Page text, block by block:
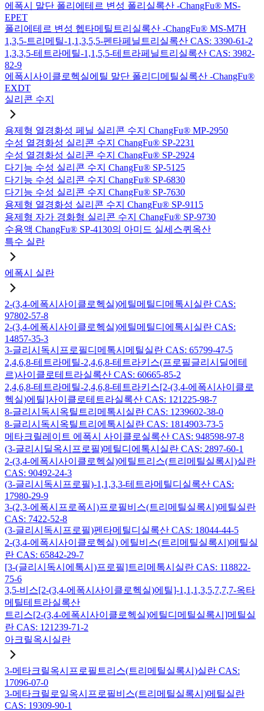
에폭시 말단 폴리에테르 변성 폴리실록산 -ChangFu® MS-
EPET
폴리에테르 변성 헵타메틸트리실록산 -ChangFu® MS-M7H
1,3,5-트리메틸-1,1,3,5,5-펜타페닐트리실록산 CAS: 3390-61-2
1,3,3,5-테트라메틸-1,1,5,5-테트라페닐트리실록산 CAS: 3982-
82-9
에폭시사이클로헥실에틸 말단 폴리디메틸실록산 -ChangFu®
EXDT
실리콘 수지
용제형 열경화성 페닐 실리콘 수지 ChangFu® MP-2950
수성 열경화성 실리콘 수지 ChangFu® SP-2231
수성 열경화성 실리콘 수지 ChangFu® SP-2924
다기능 수성 실리콘 수지 ChangFu® SP-5125
다기능 수성 실리콘 수지 ChangFu® SP-6830
다기능 수성 실리콘 수지 ChangFu® SP-7630
용제형 열경화성 실리콘 수지 ChangFu® SP-9115
용제형 자가 경화형 실리콘 수지 ChangFu® SP-9730
수용액 ChangFu® SP-4130의 아미드 실세스퀴옥산
특수 실란
에폭시 실란
2-(3,4-에폭시사이클로헥실)에틸메틸디메톡시실란 CAS:
97802-57-8
2-(3,4-에폭시사이클로헥실)에틸메틸디에톡시실란 CAS:
14857-35-3
3-글리시독시프로필디메톡시메틸실란 CAS: 65799-47-5
2,4,6,8-테트라메틸-2,4,6,8-테트라키스(프로필글리시딜에테
르)사이클로테트라실록산 CAS: 60665-85-2
2,4,6,8-테트라메틸-2,4,6,8-테트라키스[2-(3,4-에폭시사이클로
헥실)에틸]사이클로테트라실록산 CAS: 121225-98-7
8-글리시독시옥틸트리메톡시실란 CAS: 1239602-38-0
8-글리시독시옥틸트리에톡시실란 CAS: 1814903-73-5
메타크릴레이트 에폭시 사이클로실록산 CAS: 948598-97-8
(3-글리시딜옥시프로필)메틸디에톡시실란 CAS: 2897-60-1
2-(3,4-에폭시사이클로헥실)에틸트리스(트리메틸실록시)실란
CAS: 90492-24-3
(3-글리시독시프로필)-1,1,3,3-테트라메틸디실록산 CAS:
17980-29-9
3-(2,3-에폭시프로폭시)프로필비스(트리메틸실록시)메틸실란
CAS: 7422-52-8
(3-글리시독시프로필)펜타메틸디실록산 CAS: 18044-44-5
2-(3,4-에폭시사이클로헥실) 에틸비스(트리메틸실록시)메틸실
란 CAS: 65842-29-7
[3-(글리시독시에톡시)프로필]트리메톡시실란 CAS: 118822-
75-6
3,5-비스[2-(3,4-에폭시사이클로헥실)에틸]-1,1,1,3,5,7,7,7-옥타
메틸테트라실록산
트리스[2-(3,4-에폭시사이클로헥실)에틸디메틸실록시]메틸실
란 CAS: 121239-71-2
아크릴옥시실란
3-메타크릴옥시프로필트리스(트리메틸실록시)실란 CAS:
17096-07-0
3-메타크릴로일옥시프로필비스(트리메틸실록시)메틸실란
CAS: 19309-90-1